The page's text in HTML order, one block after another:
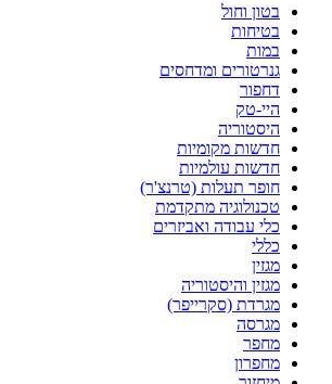
בטון וחול
בטיחות
במות
גנרטורים ומדחסים
דחפור
היי-טק
היסטוריה
חדשות מקומיות
חדשות עולמיות
חופר תעלות (טרנצ'ר)
טכנולוגיה מתקדמת
כלי עבודה ואביזרים
כללי
מגזין
מגזין והיסטוריה
מגרדת (סקרייפר)
מגרסה
מחפר
מחפרון